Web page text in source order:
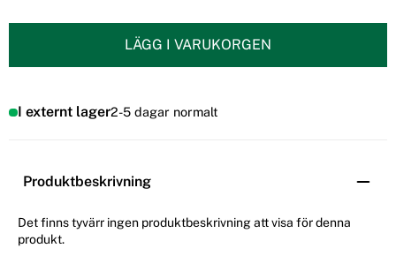
LÄGG I VARUKORGEN
I externt lager2-5 dagar normalt
Produktbeskrivning
Det finns tyvärr ingen produktbeskrivning att visa för denna
produkt.